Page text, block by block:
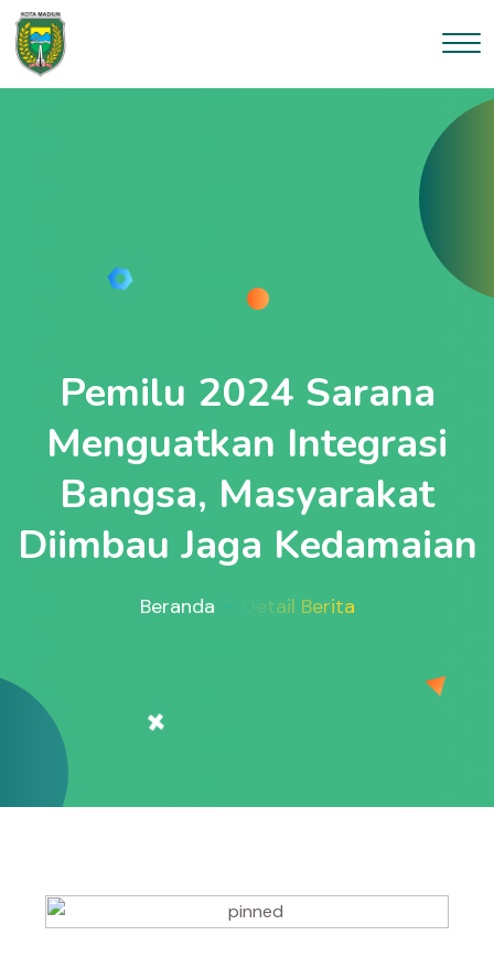
--}}
Pemilu 2024 Sarana
Menguatkan Integrasi
Bangsa, Masyarakat
Diimbau Jaga Kedamaian
Beranda Detail Berita